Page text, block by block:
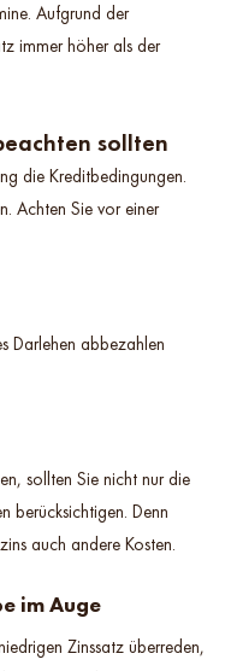
Aufgrund der
immer höher als der
sollten
die Kreditbedingungen.
Achten Sie vor einer
Darlehen abbezahlen
sollten Sie nicht nur die
berücksichtigen. Denn
auch andere Kosten.
im Auge
Zinssatz überreden,